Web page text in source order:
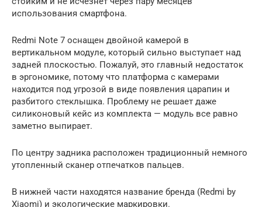
использования смартфона.
Redmi Note 7 оснащен двойной камерой в
вертикальном модуле, который сильно выступает над
задней плоскостью. Пожалуй, это главный недостаток
в эргономике, потому что платформа с камерами
находится под угрозой в виде появления царапин и
разбитого стеклышка. Проблему не решает даже
силиконовый кейс из комплекта — модуль все равно
заметно выпирает.
По центру задника расположен традиционный немного
утопленный сканер отпечатков пальцев.
В нижней части находятся название бренда (Redmi by
Xiaomi) и экологические маркировки.